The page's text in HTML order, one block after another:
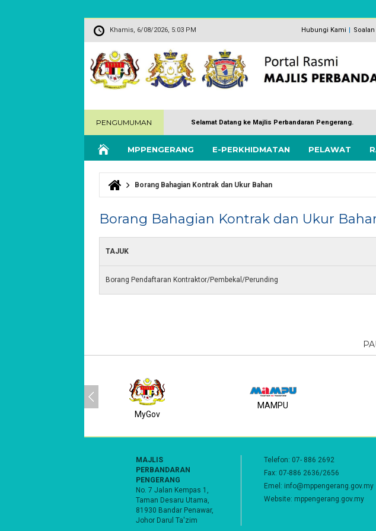
Khamis, 6/08/2026, 5:03 PM Hubungi Kami
PENGUMUMAN Selamat Datang ke Majlis Perbandaran Pengerang.
MPPENGERANG E-PERKHIDMATAN PELAWAT
Anda di sini
Borang Bahagian Kontrak dan Ukur Bahan
Borang Bahagian Kontrak dan Ukur
TAJUK
Borang Pendaftaran Kontraktor/Pembekal/Perunding
MyGov
MAMPU
MAJLIS
PERBANDARAN
PENGERANG
No. 7 Jalan Kempas 1,
Taman Desaru Utama,
81930 Bandar Penawar,
Johor Darul Ta'zim
Telefon: 07- 886 2692
Fax: 07-886 2636/2656
Emel: info@mppengerang.gov.my
Website: mppengerang.gov.my